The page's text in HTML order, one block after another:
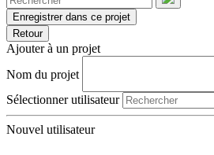
Enregistrer dans ce projet
Retour
Ajouter à un projet
Nom du projet
Sélectionner utilisateur
Nouvel utilisateur